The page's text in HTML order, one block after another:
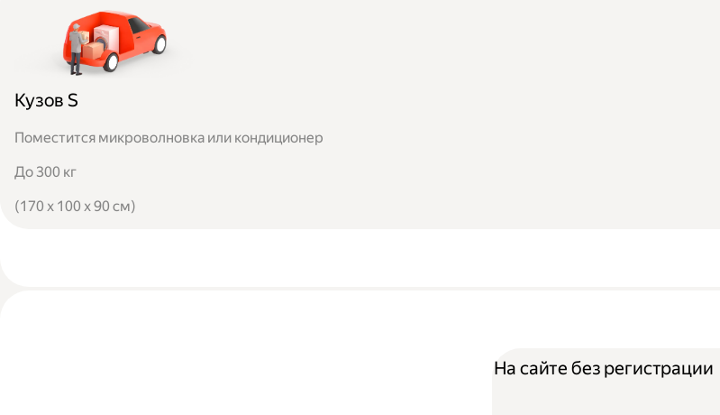
Кузов S
Поместится микроволновка или кондиционер
До 300 кг
(170 x 100 x 90 см)
На сайте без регистрации